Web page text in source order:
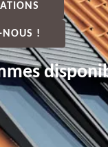
NOUS !